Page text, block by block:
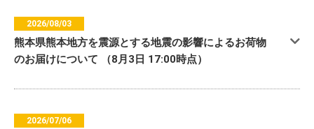
2026/08/03
熊本県熊本地方を震源とする地震の影響によるお荷物
のお届けについて （8月3日 17:00時点）
2026/07/06